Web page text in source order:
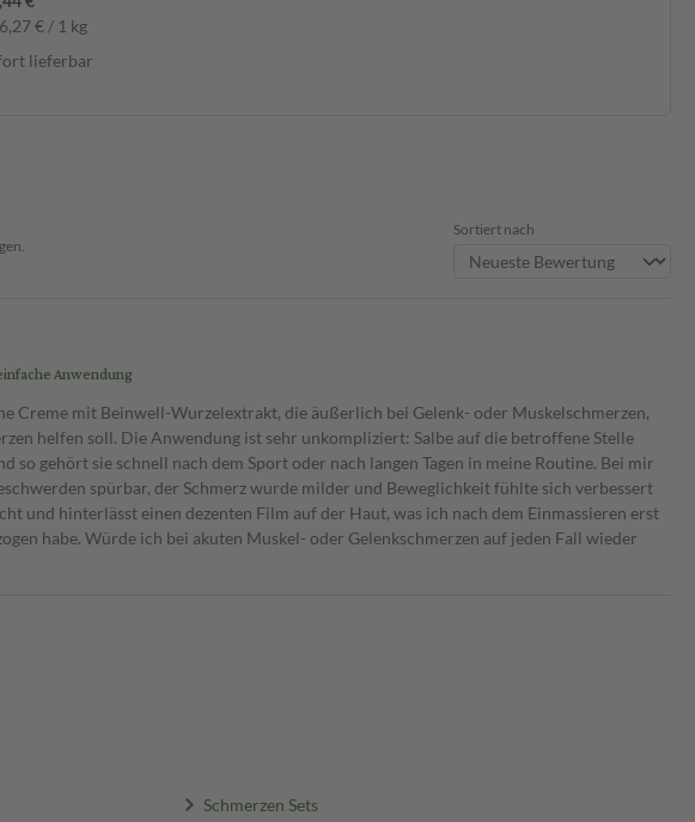
€ / 1 kg
lieferbar
Sortiert nach
Anwendung
Creme mit Beinwell-Wurzelextrakt, die äußerlich bei Gelenk- oder Muskelschmerzen,
helfen soll. Die Anwendung ist sehr unkompliziert: Salbe auf die betroffene Stelle
so gehört sie schnell nach dem Sport oder nach langen Tagen in meine Routine. Bei mir
spürbar, der Schmerz wurde milder und Beweglichkeit fühlte sich verbessert
und hinterlässt einen dezenten Film auf der Haut, was ich nach dem Einmassieren erst
habe. Würde ich bei akuten Muskel- oder Gelenkschmerzen auf jeden Fall wieder
Schmerzen Sets